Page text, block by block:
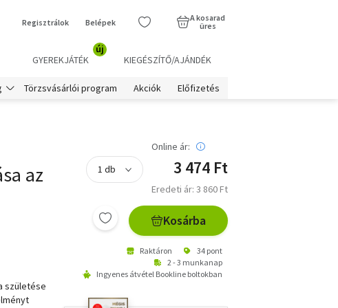
Regisztrálok Belépek
A kosarad
üres
GYEREKJÁTÉK
új
KIEGÉSZÍTŐ/AJÁNDÉK
Törzsvásárlói program Akciók Előfizetés
az
születése
Online ár:
3 474 Ft
Eredeti ár: 3 860 Ft
Kosárba
Raktáron
34 pont
2 - 3 munkanap
Ingyenes átvétel Bookline boltokban